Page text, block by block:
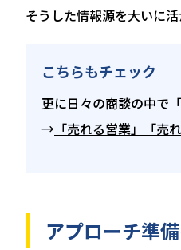
そうした情報源を大いに
こちらもチェック
更に日々の商談の中で
→ 「売れる営業」「売
アプローチ準